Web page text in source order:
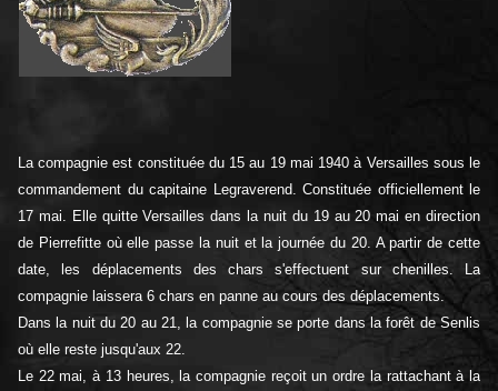
La compagnie est constituée du 15 au 19 mai 1940 à Versailles sous le
commandement du capitaine Legraverend. Constituée officiellement le
17 mai. Elle quitte Versailles dans la nuit du 19 au 20 mai en direction
de Pierrefitte où elle passe la nuit et la journée du 20. A partir de cette
date, les déplacements des chars s'effectuent sur chenilles. La
compagnie laissera 6 chars en panne au cours des déplacements.
Dans la nuit du 20 au 21, la compagnie se porte dans la forêt de Senlis
où elle reste jusqu'aux 22.
Le 22 mai, à 13 heures, la compagnie reçoit un ordre la rattachant à la